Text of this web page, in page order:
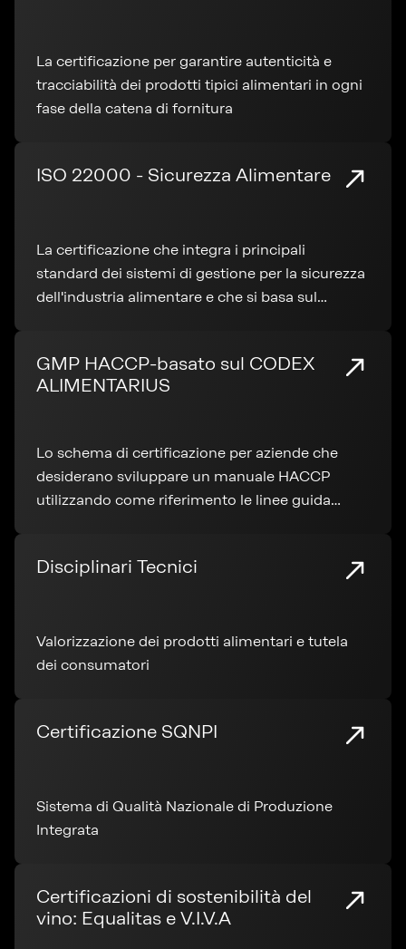
La certificazione per garantire autenticità e
tracciabilità dei prodotti tipici alimentari in ogni
fase della catena di fornitura
ISO 22000 - Sicurezza Alimentare
La certificazione che integra i principali
standard dei sistemi di gestione per la sicurezza
dell'industria alimentare e che si basa sul
GMP HACCP-basato sul CODEX
ALIMENTARIUS
Lo schema di certificazione per aziende che
desiderano sviluppare un manuale HACCP
utilizzando come riferimento le linee guida
Disciplinari Tecnici
Valorizzazione dei prodotti alimentari e tutela
dei consumatori
Certificazione SQNPI
Sistema di Qualità Nazionale di Produzione
Integrata
Certificazioni di sostenibilità del
vino: Equalitas e V.I.V.A